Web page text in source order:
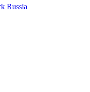
Russia